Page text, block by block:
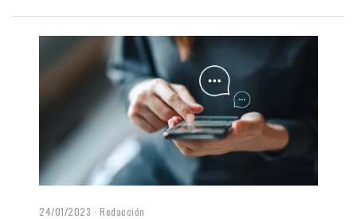
24/01/2023 Redacción